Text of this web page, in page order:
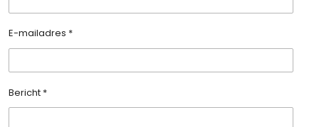
E-mailadres *
Bericht *